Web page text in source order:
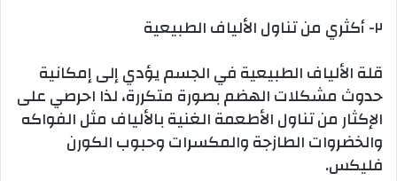
٢- أكثري من تناول الألياف الطبيعية
قلة الألياف الطبيعية في الجسم يؤدي إلى إمكانية
حدوث مشكلات الهضم بصورة متكررة، لذا احرصي على
الإكثار من تناول الأطعمة الغنية بالألياف مثل الفواكه
والخضروات الطازجة والمكسرات وحبوب الكورن
فليكس.